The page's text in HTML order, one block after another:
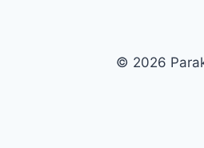
© 2026